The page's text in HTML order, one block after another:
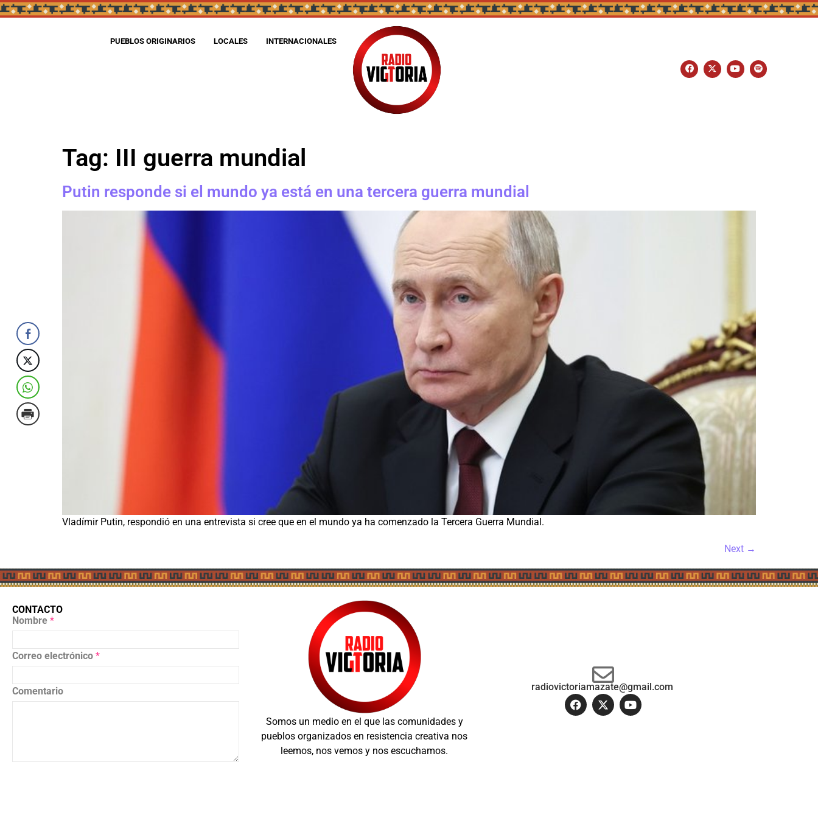
PUEBLOS ORIGINARIOS LOCALES INTERNACIONALES
Tag: III guerra mundial
Putin responde si el mundo ya está en una tercera guerra mundial
Vladímir Putin, respondió en una entrevista si cree que en el mundo ya ha comenzado la Tercera Guerra Mundial.
Next →
CONTACTO
Nombre *
Correo electrónico *
Comentario
Somos un medio en el que las comunidades y
pueblos organizados en resistencia creativa nos
leemos, nos vemos y nos escuchamos.
radiovictoriamazate@gmail.com